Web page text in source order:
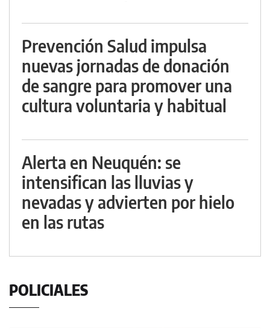
Prevención Salud impulsa
nuevas jornadas de donación
de sangre para promover una
cultura voluntaria y habitual
Alerta en Neuquén: se
intensifican las lluvias y
nevadas y advierten por hielo
en las rutas
POLICIALES